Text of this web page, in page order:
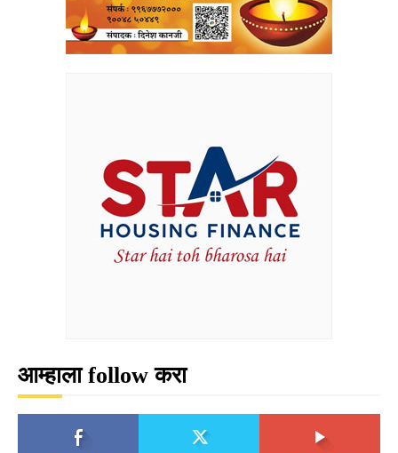
आम्हाला follow करा